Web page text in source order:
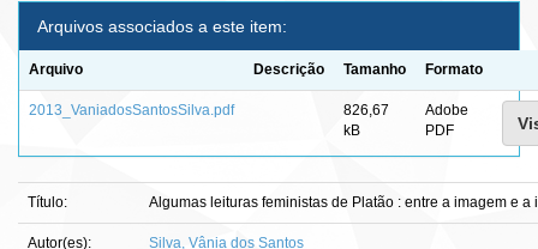
Arquivos associados a este item:
Arquivo Descrição Tamanho Formato
2013_VaniadosSantosSilva.pdf
826,67
kB
Adobe
PDF
Título: Algumas leituras feministas de Platão : entre a imagem e a
Autor(es): Silva, Vânia dos Santos